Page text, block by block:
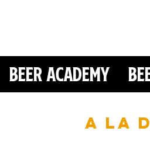
Beer Academy
A la